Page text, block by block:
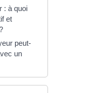
: à quoi
et
peut-
un